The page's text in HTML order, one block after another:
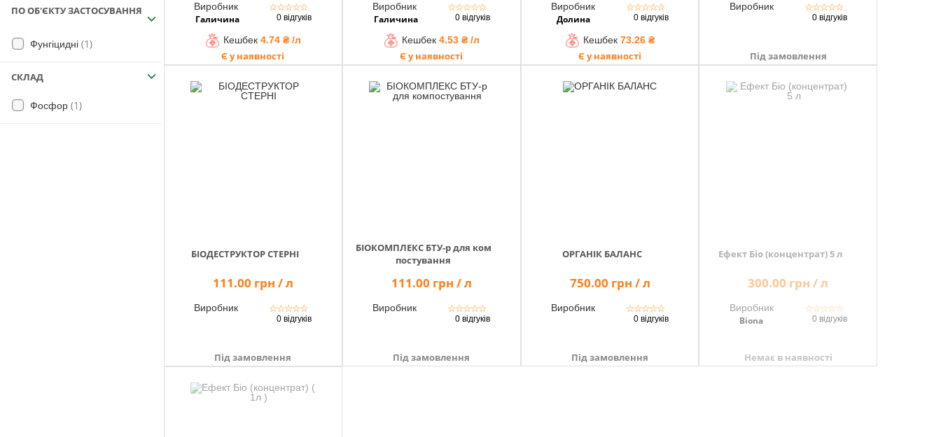
ПО ОБ'ЄКТУ ЗАСТОСУВАННЯ
Фунгіцидні (1)
СКЛАД
Фосфор (1)
Виробник
Галичина
☆☆☆☆☆
0 відгуків
Кешбек 4.74 ₴ /л
Є у наявності
Виробник
Галичина
☆☆☆☆☆
0 відгуків
Кешбек 4.53 ₴ /л
Є у наявності
Виробник
Долина
☆☆☆☆☆
0 відгуків
Кешбек73.26 ₴
Є у наявності
Виробник ☆☆☆☆☆
0 відгуків
Під замовлення
БІОДЕСТРУКТОР СТЕРНІ
111.00 грн / л
Виробник ☆☆☆☆☆
0 відгуків
Під замовлення
БІОКОМПЛЕКС БТУ-р для ком
постування
111.00 грн / л
Виробник ☆☆☆☆☆
0 відгуків
Під замовлення
ОРГАНІК БАЛАНС
750.00 грн / л
Виробник ☆☆☆☆☆
0 відгуків
Під замовлення
Ефект Біо (концентрат) 5 л
300.00 грн / л
Виробник
Biona
☆☆☆☆☆
0 відгуків
Немає в наявності